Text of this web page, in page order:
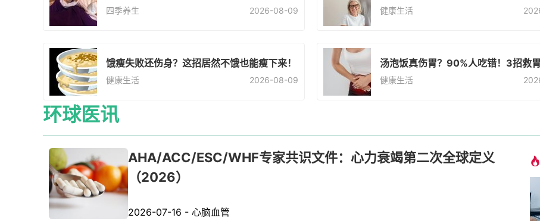
四季养生 2026-08-09 健康生活
饿瘦失败还伤身？这招居然不饿也能瘦下来！
健康生活 2026-08-09
汤泡饭真伤胃？90%人吃错！3招救胃
健康生活
环球医讯
AHA/ACC/ESC/WHF专家共识文件：心力衰竭第二次全球定义
（2026）
2026-07-16 -心脑血管